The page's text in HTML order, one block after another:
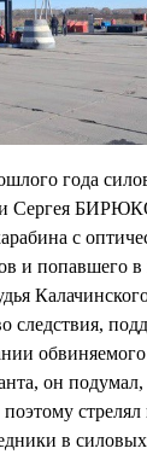
года
Сергея
с
и попавшего в
следствия,
он подумал,
стрелял
в силовых